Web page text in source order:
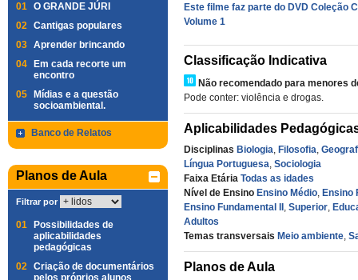
01 O GRANDE JÚRI
02 Cantigas populares
03 Aprender brincando
04
Em cada recorte um
encontro
05
Mídias e a questão
socioambiental.
Banco de Relatos
Planos de Aula
Filtrar por
01
Possibilidades de
aplicabilidades
pedagógicas
02 Criação de documentários
pelos próprios alunos
Este filme faz parte do DVD Coleção
Volume 1
Classificação Indicativa
Não recomendado para menores
Pode conter: violência e drogas.
Aplicabilidades
Disciplinas Biologia, Filosofia,
Língua Portuguesa, Sociologia
Faixa Etária Todas as idades
Nível de Ensino Ensino Médio, Ensino
Ensino Fundamental II , Superior,
Adultos
Temas transversais Meio ambiente,
Planos de Aula